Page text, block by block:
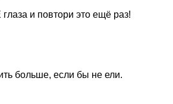
и повтори это ещё раз!
больше, если бы не ели.